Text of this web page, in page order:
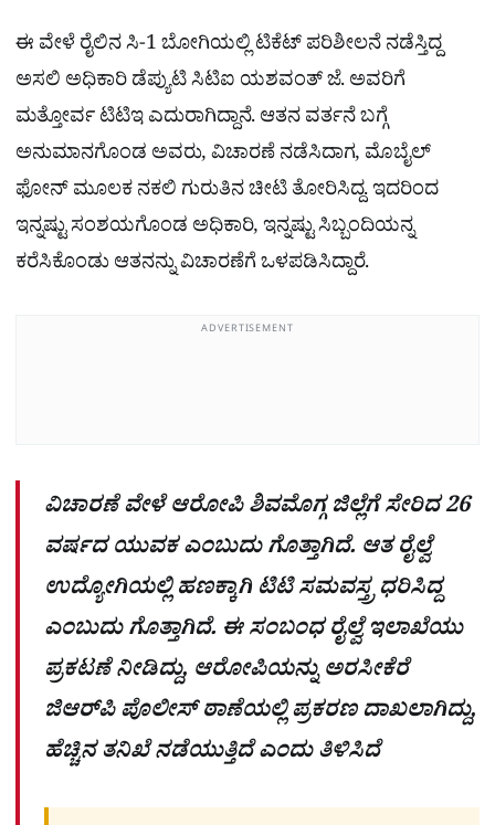
ಈ ವೇಳೆ ರೈಲಿನ ಸಿ-1 ಬೋಗಿಯಲ್ಲಿ ಟಿಕೆಟ್ ಪರಿಶೀಲನೆ ನಡೆಸ್ತಿದ್ದ
ಅಸಲಿ ಅಧಿಕಾರಿ ಡೆಪ್ಯುಟಿ ಸಿಟಿಐ ಯಶವಂತ್ ಜೆ. ಅವರಿಗೆ
ಮತ್ತೋರ್ವ ಟಿಟಿಇ ಎದುರಾಗಿದ್ದಾನೆ. ಆತನ ವರ್ತನೆ ಬಗ್ಗೆ
ಅನುಮಾನಗೊಂಡ ಅವರು, ವಿಚಾರಣೆ ನಡೆಸಿದಾಗ, ಮೊಬೈಲ್
ಫೋನ್ ಮೂಲಕ ನಕಲಿ ಗುರುತಿನ ಚೀಟಿ ತೋರಿಸಿದ್ದ. ಇದರಿಂದ
ಇನ್ನಷ್ಟು ಸಂಶಯಗೊಂಡ ಅಧಿಕಾರಿ, ಇನ್ನಷ್ಟು ಸಿಬ್ಬಂದಿಯನ್ನ
ಕರೆಸಿಕೊಂಡು ಆತನನ್ನು ವಿಚಾರಣೆಗೆ ಒಳಪಡಿಸಿದ್ದಾರೆ.
ADVERTISEMENT
ವಿಚಾರಣೆ ವೇಳೆ ಆರೋಪಿ ಶಿವಮೊಗ್ಗ ಜಿಲ್ಲೆಗೆ ಸೇರಿದ 26
ವರ್ಷದ ಯುವಕ ಎಂಬುದು ಗೊತ್ತಾಗಿದೆ. ಆತ ರೈಲ್ವೆ
ಉದ್ಯೋಗಿಯಲ್ಲಿ ಹಣಕ್ಕಾಗಿ ಟಿಟಿ ಸಮವಸ್ತ್ರ ಧರಿಸಿದ್ದ
ಎಂಬುದು ಗೊತ್ತಾಗಿದೆ. ಈ ಸಂಬಂಧ ರೈಲ್ವೆ ಇಲಾಖೆಯು
ಪ್ರಕಟಣೆ ನೀಡಿದ್ದು, ಆರೋಪಿಯನ್ನು ಅರಸೀಕೆರೆ
ಜಿಆರ್‌ಪಿ ಪೊಲೀಸ್ ಠಾಣೆಯಲ್ಲಿ ಪ್ರಕರಣ ದಾಖಲಾಗಿದ್ದು,
ಹೆಚ್ಚಿನ ತನಿಖೆ ನಡೆಯುತ್ತಿದೆ ಎಂದು ತಿಳಿಸಿದೆ